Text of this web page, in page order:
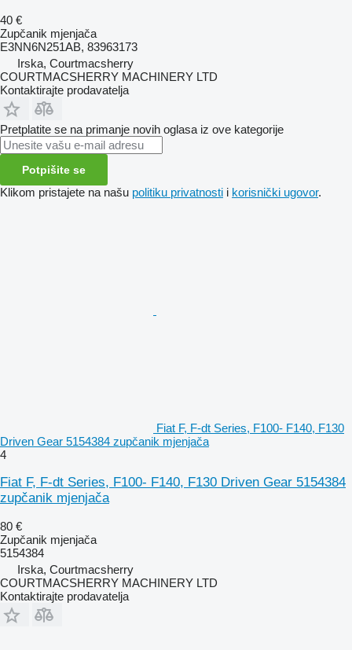
40 €
Zupčanik mjenjača
E3NN6N251AB, 83963173
Irska, Courtmacsherry
COURTMACSHERRY MACHINERY LTD
Kontaktirajte prodavatelja
Pretplatite se na primanje novih oglasa iz ove kategorije
Potpišite se
Klikom pristajete na našu politiku privatnosti i korisnički ugovor.
Fiat F, F-dt Series, F100- F140, F130
Driven Gear 5154384 zupčanik mjenjača
4
Fiat F, F-dt Series, F100- F140, F130 Driven Gear 5154384
zupčanik mjenjača
80 €
Zupčanik mjenjača
5154384
Irska, Courtmacsherry
COURTMACSHERRY MACHINERY LTD
Kontaktirajte prodavatelja